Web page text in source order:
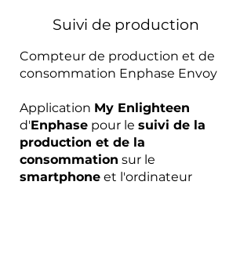
Suivi de production
Compteur de production et de
consommation Enphase Envoy
Application My Enlighteen
d'Enphase pour le suivi de la
production et de la
consommation sur le
smartphone et l'ordinateur